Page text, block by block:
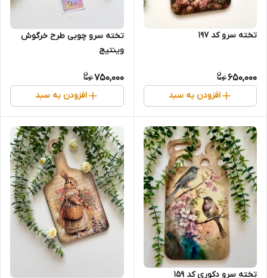
تخته سرو کد 197
650,000
افزودن به سبد
تخته سرو چوبی طرح خرگوش
وینتیج
750,000
افزودن به سبد
تخته سرو دکوری کد 159